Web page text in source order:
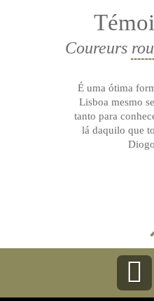
Coureurs
É uma ótima
Lisboa mesmo
tanto para
lá daquilo que